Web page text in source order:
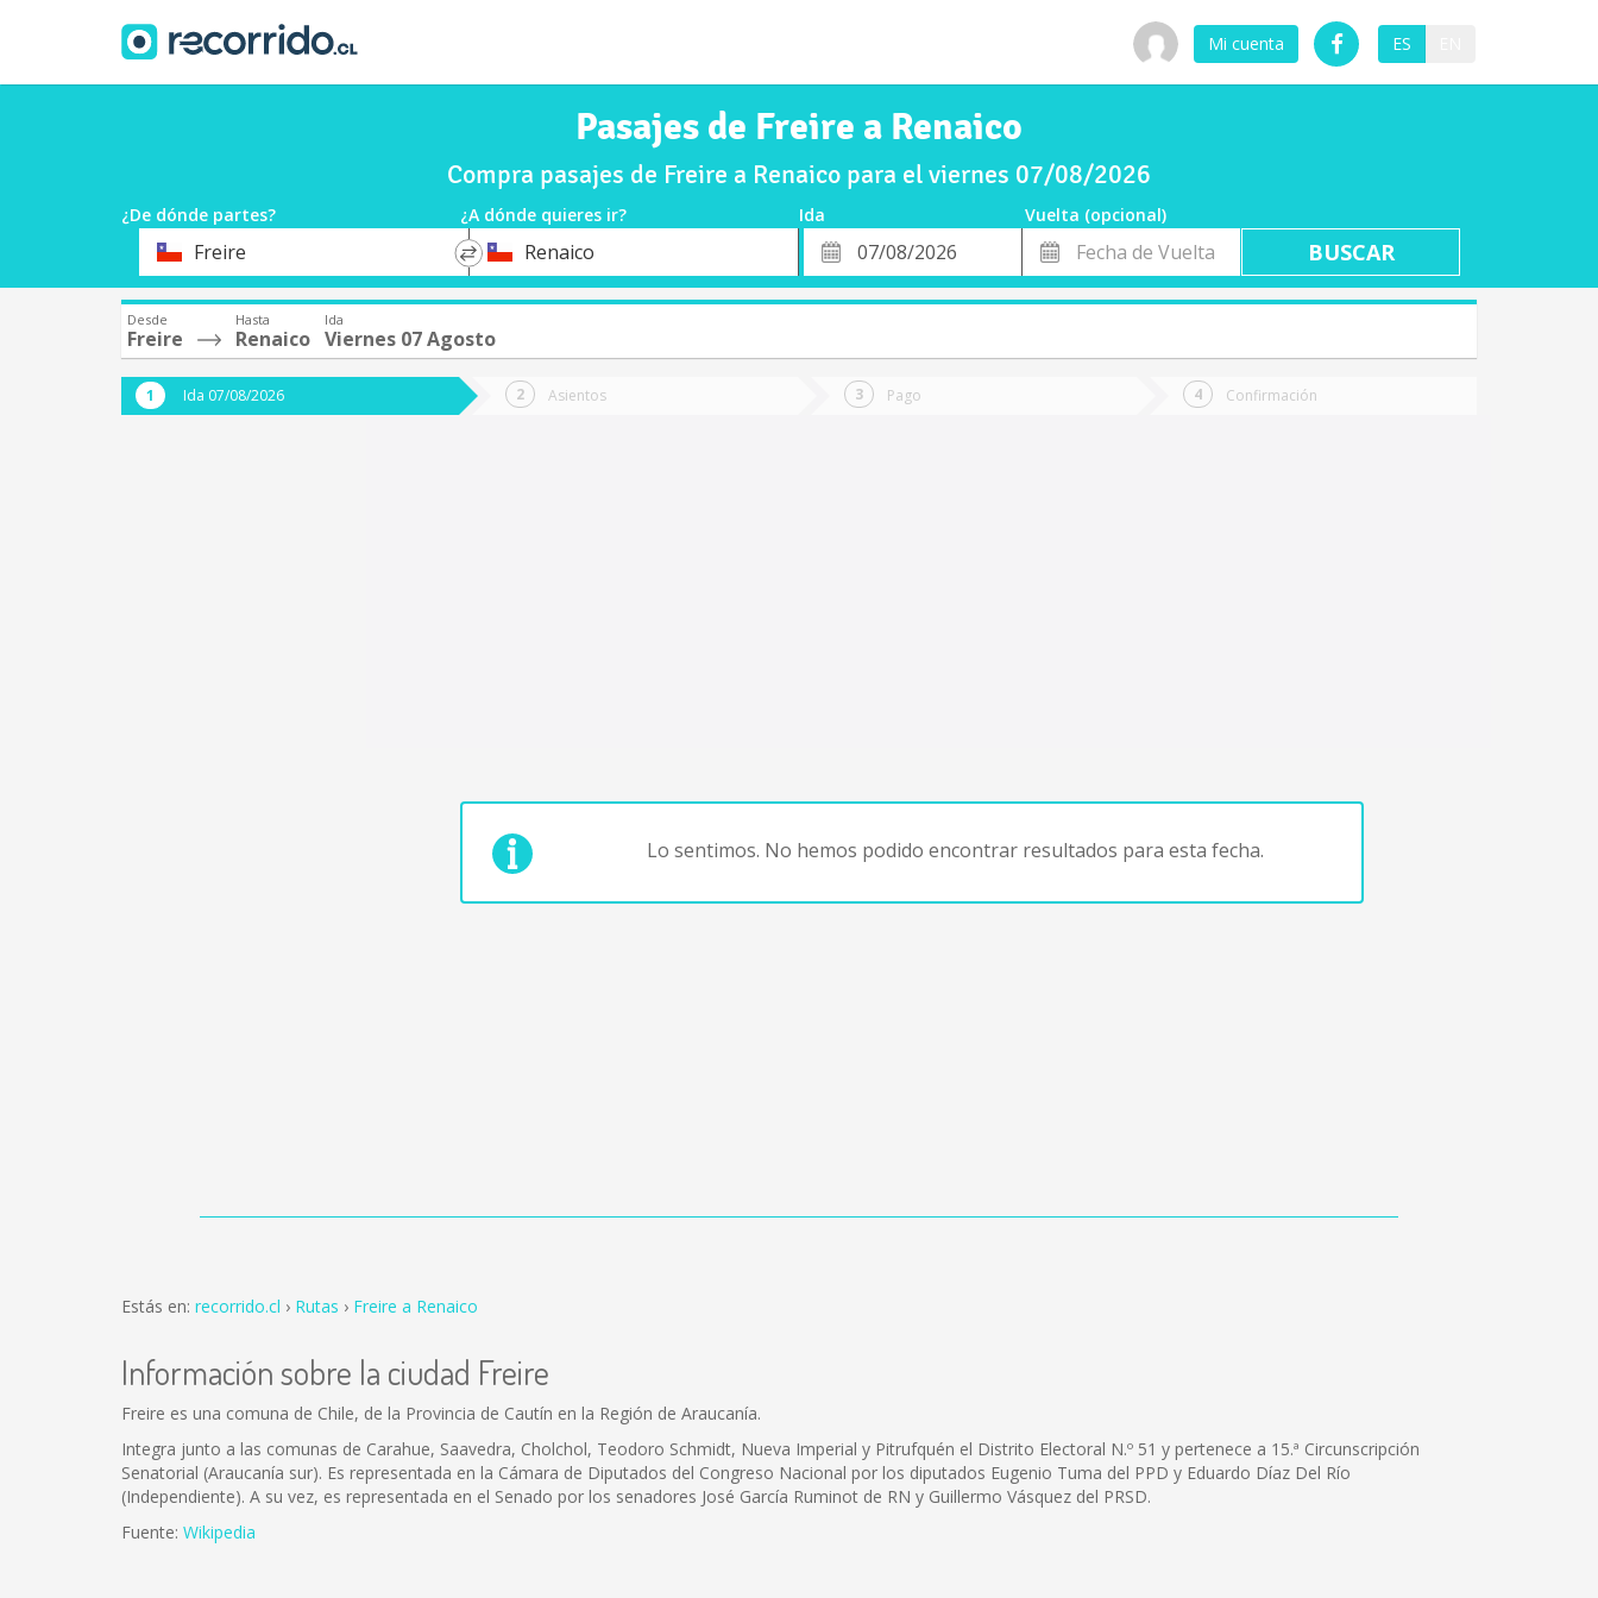
Mi cuenta ES
Pasajes de Freire a Renaico
Compra pasajes de Freire a Renaico para el viernes 07/08/2026
¿De dónde partes? ¿A dónde quieres ir? Ida
Vuelta (opcional)
OrigenFreire
*
DestinoRenaico
Fecha
de
Fecha
de
Vuelta
Desde
Freire
Hasta
Renaico
Ida
Viernes 07 Agosto
Ida 07/08/2026 Asientos Pago Confirmación
Lo sentimos. No hemos podido encontrar resultados para esta fecha.
Estás en: recorrido.cl Rutas Freire a Renaico
Información sobre la ciudad Freire
Freire es una comuna de Chile, de la Provincia de Cautín en la Región de Araucanía.
Integra junto a las comunas de Carahue, Saavedra, Cholchol, Teodoro Schmidt, Nueva Imperial y Pitrufquén el Distrito Electoral N.º 51 y pertenece a 15.ª Circunscripción
Senatorial (Araucanía sur). Es representada en la Cámara de Diputados del Congreso Nacional por los diputados Eugenio Tuma del PPD y Eduardo Díaz Del Río
(Independiente). A su vez, es representada en el Senado por los senadores José García Ruminot de RN y Guillermo Vásquez del PRSD.
Fuente: Wikipedia